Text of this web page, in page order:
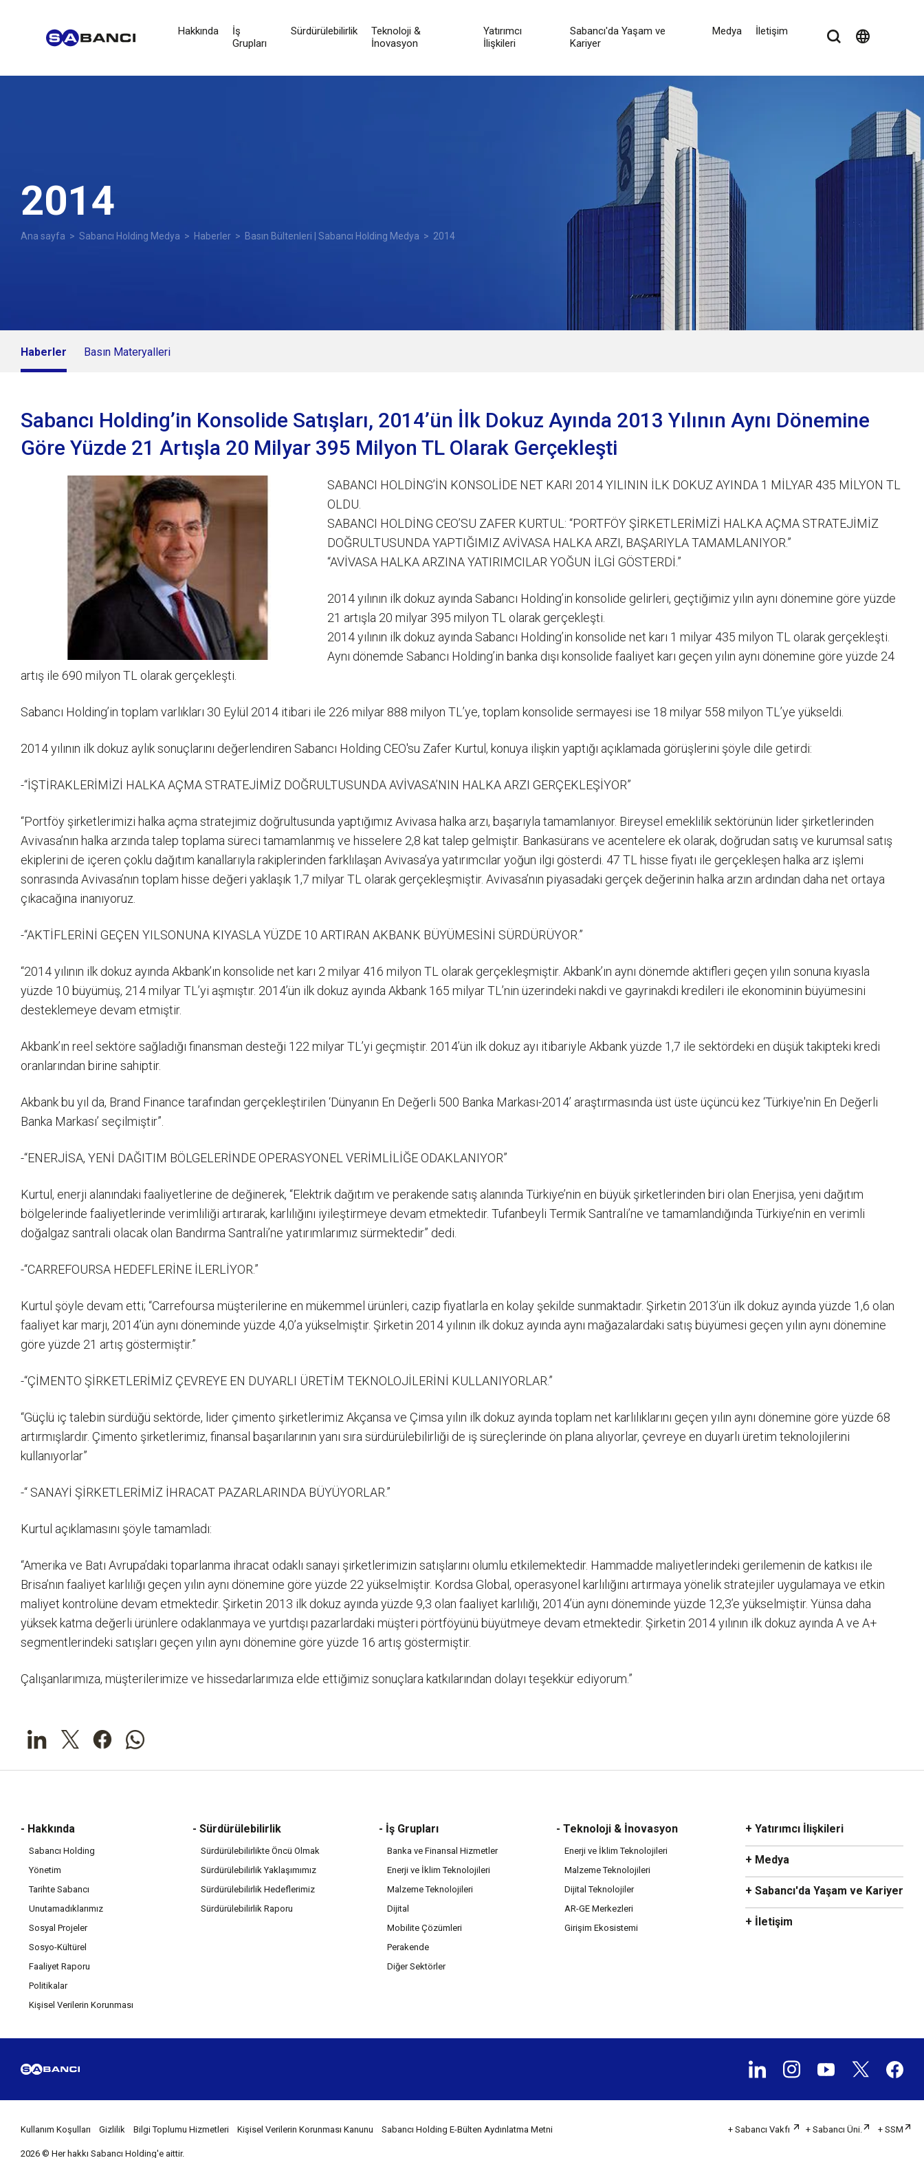
Hakkında
İş
Grupları
Sürdürülebilirlik
Teknoloji &
İnovasyon
Yatırımcı
İlişkileri
Sabancı'da Yaşam ve
Kariyer
Medya İletişim language
2014
Ana sayfa > Sabancı Holding Medya > Haberler > Basın Bültenleri | Sabancı Holding Medya > 2014
Haberler Basın Materyalleri
Sabancı Holding’in Konsolide Satışları, 2014’ün İlk Dokuz Ayında 2013 Yılının Aynı Dönemine
Göre Yüzde 21 Artışla 20 Milyar 395 Milyon TL Olarak Gerçekleşti
SABANCI HOLDİNG’İN KONSOLİDE NET KARI 2014 YILININ İLK DOKUZ AYINDA 1 MİLYAR 435 MİLYON TL
OLDU.
SABANCI HOLDİNG CEO’SU ZAFER KURTUL: “PORTFÖY ŞİRKETLERİMİZİ HALKA AÇMA STRATEJİMİZ
DOĞRULTUSUNDA YAPTIĞIMIZ AVİVASA HALKA ARZI, BAŞARIYLA TAMAMLANIYOR.”
“AVİVASA HALKA ARZINA YATIRIMCILAR YOĞUN İLGİ GÖSTERDİ.”
2014 yılının ilk dokuz ayında Sabancı Holding’in konsolide gelirleri, geçtiğimiz yılın aynı dönemine göre yüzde
21 artışla 20 milyar 395 milyon TL olarak gerçekleşti.
2014 yılının ilk dokuz ayında Sabancı Holding’in konsolide net karı 1 milyar 435 milyon TL olarak gerçekleşti.
Aynı dönemde Sabancı Holding’in banka dışı konsolide faaliyet karı geçen yılın aynı dönemine göre yüzde 24
artış ile 690 milyon TL olarak gerçekleşti.
Sabancı Holding’in toplam varlıkları 30 Eylül 2014 itibari ile 226 milyar 888 milyon TL’ye, toplam konsolide sermayesi ise 18 milyar 558 milyon TL’ye yükseldi.
2014 yılının ilk dokuz aylık sonuçlarını değerlendiren Sabancı Holding CEO'su Zafer Kurtul, konuya ilişkin yaptığı açıklamada görüşlerini şöyle dile getirdi:
-“İŞTİRAKLERİMİZİ HALKA AÇMA STRATEJİMİZ DOĞRULTUSUNDA AVİVASA’NIN HALKA ARZI GERÇEKLEŞİYOR”
“Portföy şirketlerimizi halka açma stratejimiz doğrultusunda yaptığımız Avivasa halka arzı, başarıyla tamamlanıyor. Bireysel emeklilik sektörünün lider şirketlerinden
Avivasa’nın halka arzında talep toplama süreci tamamlanmış ve hisselere 2,8 kat talep gelmiştir. Bankasürans ve acentelere ek olarak, doğrudan satış ve kurumsal satış
ekiplerini de içeren çoklu dağıtım kanallarıyla rakiplerinden farklılaşan Avivasa’ya yatırımcılar yoğun ilgi gösterdi. 47 TL hisse fiyatı ile gerçekleşen halka arz işlemi
sonrasında Avivasa’nın toplam hisse değeri yaklaşık 1,7 milyar TL olarak gerçekleşmiştir. Avivasa’nın piyasadaki gerçek değerinin halka arzın ardından daha net ortaya
çıkacağına inanıyoruz.
-“AKTİFLERİNİ GEÇEN YILSONUNA KIYASLA YÜZDE 10 ARTIRAN AKBANK BÜYÜMESİNİ SÜRDÜRÜYOR.”
“2014 yılının ilk dokuz ayında Akbank’ın konsolide net karı 2 milyar 416 milyon TL olarak gerçekleşmiştir. Akbank’ın aynı dönemde aktifleri geçen yılın sonuna kıyasla
yüzde 10 büyümüş, 214 milyar TL’yi aşmıştır. 2014’ün ilk dokuz ayında Akbank 165 milyar TL’nin üzerindeki nakdi ve gayrinakdi kredileri ile ekonominin büyümesini
desteklemeye devam etmiştir.
Akbank’ın reel sektöre sağladığı finansman desteği 122 milyar TL’yi geçmiştir. 2014’ün ilk dokuz ayı itibariyle Akbank yüzde 1,7 ile sektördeki en düşük takipteki kredi
oranlarından birine sahiptir.
Akbank bu yıl da, Brand Finance tarafından gerçekleştirilen ‘Dünyanın En Değerli 500 Banka Markası-2014’ araştırmasında üst üste üçüncü kez ‘Türkiye'nin En Değerli
Banka Markası’ seçilmiştir”.
-“ENERJİSA, YENİ DAĞITIM BÖLGELERİNDE OPERASYONEL VERİMLİLİĞE ODAKLANIYOR”
Kurtul, enerji alanındaki faaliyetlerine de değinerek, “Elektrik dağıtım ve perakende satış alanında Türkiye’nin en büyük şirketlerinden biri olan Enerjisa, yeni dağıtım
bölgelerinde faaliyetlerinde verimliliği artırarak, karlılığını iyileştirmeye devam etmektedir. Tufanbeyli Termik Santrali’ne ve tamamlandığında Türkiye’nin en verimli
doğalgaz santrali olacak olan Bandırma Santrali’ne yatırımlarımız sürmektedir” dedi.
-“CARREFOURSA HEDEFLERİNE İLERLİYOR.”
Kurtul şöyle devam etti; “Carrefoursa müşterilerine en mükemmel ürünleri, cazip fiyatlarla en kolay şekilde sunmaktadır. Şirketin 2013’ün ilk dokuz ayında yüzde 1,6 olan
faaliyet kar marjı, 2014’ün aynı döneminde yüzde 4,0’a yükselmiştir. Şirketin 2014 yılının ilk dokuz ayında aynı mağazalardaki satış büyümesi geçen yılın aynı dönemine
göre yüzde 21 artış göstermiştir.”
-“ÇİMENTO ŞİRKETLERİMİZ ÇEVREYE EN DUYARLI ÜRETİM TEKNOLOJİLERİNİ KULLANIYORLAR.”
“Güçlü iç talebin sürdüğü sektörde, lider çimento şirketlerimiz Akçansa ve Çimsa yılın ilk dokuz ayında toplam net karlılıklarını geçen yılın aynı dönemine göre yüzde 68
artırmışlardır. Çimento şirketlerimiz, finansal başarılarının yanı sıra sürdürülebilirliği de iş süreçlerinde ön plana alıyorlar, çevreye en duyarlı üretim teknolojilerini
kullanıyorlar”
-“ SANAYİ ŞİRKETLERİMİZ İHRACAT PAZARLARINDA BÜYÜYORLAR.”
Kurtul açıklamasını şöyle tamamladı:
“Amerika ve Batı Avrupa’daki toparlanma ihracat odaklı sanayi şirketlerimizin satışlarını olumlu etkilemektedir. Hammadde maliyetlerindeki gerilemenin de katkısı ile
Brisa’nın faaliyet karlılığı geçen yılın aynı dönemine göre yüzde 22 yükselmiştir. Kordsa Global, operasyonel karlılığını artırmaya yönelik stratejiler uygulamaya ve etkin
maliyet kontrolüne devam etmektedir. Şirketin 2013 ilk dokuz ayında yüzde 9,3 olan faaliyet karlılığı, 2014’ün aynı döneminde yüzde 12,3’e yükselmiştir. Yünsa daha
yüksek katma değerli ürünlere odaklanmaya ve yurtdışı pazarlardaki müşteri pörtföyünü büyütmeye devam etmektedir. Şirketin 2014 yılının ilk dokuz ayında A ve A+
segmentlerindeki satışları geçen yılın aynı dönemine göre yüzde 16 artış göstermiştir.
Çalışanlarımıza, müşterilerimize ve hissedarlarımıza elde ettiğimiz sonuçlara katkılarından dolayı teşekkür ediyorum.”
- Hakkında
Sabancı Holding
Yönetim
Tarihte Sabancı
Unutamadıklarımız
Sosyal Projeler
Sosyo-Kültürel
Faaliyet Raporu
Politikalar
Kişisel Verilerin Korunması
- Sürdürülebilirlik
Sürdürülebilirlikte Öncü Olmak
Sürdürülebilirlik Yaklaşımımız
Sürdürülebilirlik Hedeflerimiz
Sürdürülebilirlik Raporu
- İş Grupları
Banka ve Finansal Hizmetler
Enerji ve İklim Teknolojileri
Malzeme Teknolojileri
Dijital
Mobilite Çözümleri
Perakende
Diğer Sektörler
- Teknoloji & İnovasyon
Enerji ve İklim Teknolojileri
Malzeme Teknolojileri
Dijital Teknolojiler
AR-GE Merkezleri
Girişim Ekosistemi
+ Yatırımcı İlişkileri
+ Medya
+ Sabancı'da Yaşam ve Kariyer
+ İletişim
Kullanım Koşulları Gizlilik Bilgi Toplumu Hizmetleri Kişisel Verilerin Korunması Kanunu Sabancı Holding E-Bülten Aydınlatma Metni + Sabancı Vakfı + Sabancı Üni. + SSM
2026 © Her hakkı Sabancı Holding'e aittir.